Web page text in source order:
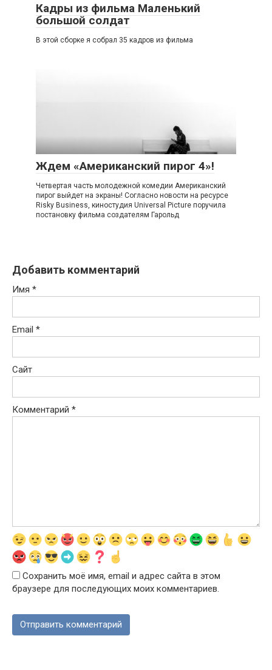
Кадры из фильма Маленький
большой солдат
В этой сборке я собрал 35 кадров из фильма
Ждем «Американский пирог 4»!
Четвертая часть молодежной комедии Американский
пирог выйдет на экраны! Согласно новости на ресурсе
Risky Business, киностудия Universal Picture поручила
постановку фильма создателям Гарольд
Добавить комментарий
Имя *
Email *
Сайт
Комментарий *
Сохранить моё имя, email и адрес сайта в этом
браузере для последующих моих комментариев.